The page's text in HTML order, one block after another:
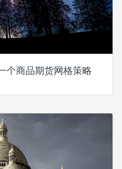
个商品期货网格策略